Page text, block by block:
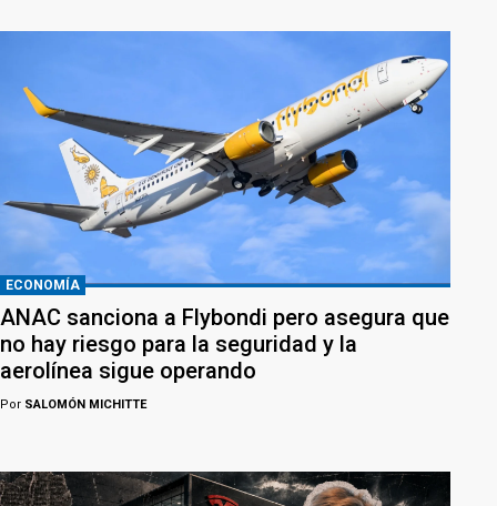
ECONOMÍA
ANAC sanciona a Flybondi pero asegura que
no hay riesgo para la seguridad y la
aerolínea sigue operando
Por SALOMÓN MICHITTE